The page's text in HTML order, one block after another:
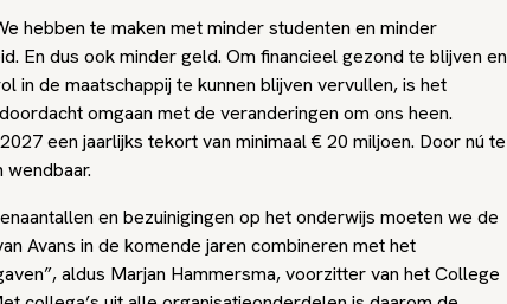
hebben te maken met minder studenten en minder
En dus ook minder geld. Om financieel gezond te blijven en
in de maatschappij te kunnen blijven vervullen, is het
omgaan met de veranderingen om ons heen.
een jaarlijks tekort van minimaal € 20 miljoen. Door nú te
en bezuinigingen op het onderwijs moeten we de
Avans in de komende jaren combineren met het
aldus Marjan Hammersma, voorzitter van het College